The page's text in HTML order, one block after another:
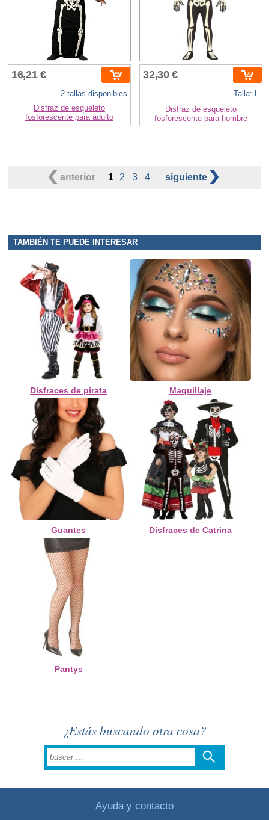
16,21 €
2 tallas disponibles
Disfraz de esqueleto
fosforescente para adulto
32,30 €
Talla: L
Disfraz de esqueleto
fosforescente para hombre
anterior 1 2 3 4 siguiente
TAMBIÉN TE PUEDE INTERESAR
Disfraces de pirata Maquillaje
Guantes Disfraces de Catrina
Pantys
¿Estás buscando otra cosa?
Ayuda y contacto